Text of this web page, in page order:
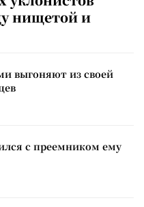
нищетой и
выгоняют из своей
с преемником ему